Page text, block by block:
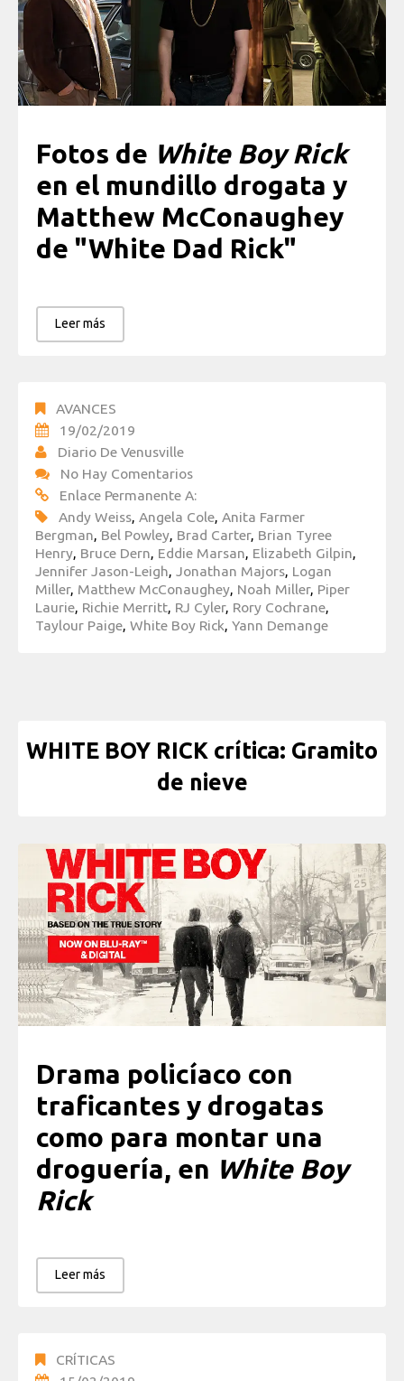
Fotos de White Boy Rick
en el mundillo drogata y
Matthew McConaughey
de "White Dad Rick"
Leer más
AVANCES
19/02/2019
Diario De Venusville
No Hay Comentarios
Enlace Permanente A:
Andy Weiss, Angela Cole, Anita Farmer
Bergman, Bel Powley, Brad Carter, Brian Tyree
Henry, Bruce Dern, Eddie Marsan, Elizabeth Gilpin,
Jennifer Jason-Leigh, Jonathan Majors, Logan
Miller, Matthew McConaughey, Noah Miller, Piper
Laurie, Richie Merritt, RJ Cyler, Rory Cochrane,
Taylour Paige, White Boy Rick, Yann Demange
WHITE BOY RICK crítica: Gramito
de nieve
Drama policíaco con
traficantes y drogatas
como para montar una
droguería, en White Boy
Rick
Leer más
CRÍTICAS